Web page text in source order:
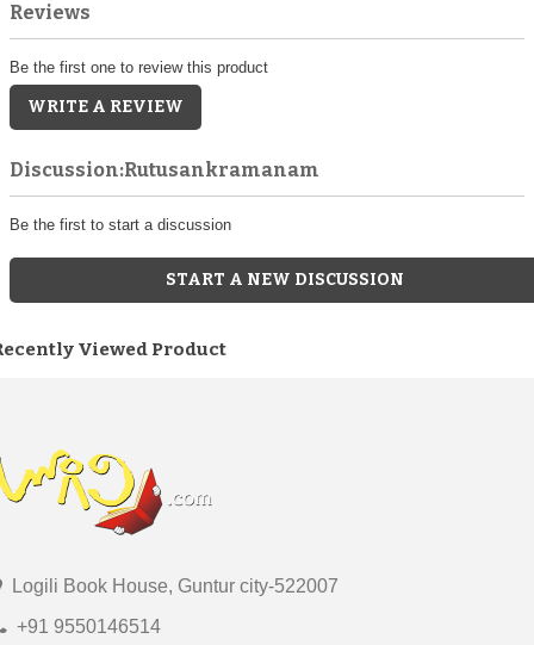
Reviews
Be the first one to review this product
WRITE A REVIEW
Discussion:Rutusankramanam
Be the first to start a discussion
START A NEW DISCUSSION
Viewed Product
Logili Book House, Guntur city-522007
+91 9550146514